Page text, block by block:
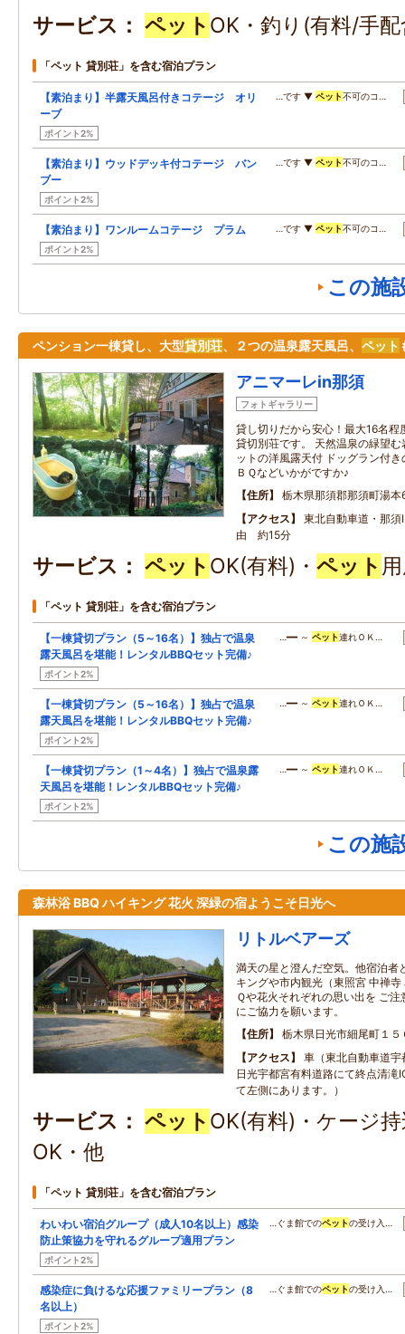
サービス ペット OK・釣り(有料/手
「ペット 貸別荘」を含む宿泊プラン
【素泊まり】半露天風呂付きコテージ オリ
ーブ
ポイント2%
…です ▼ ペット不可のコ…
【素泊まり】ウッドデッキ付コテージ バン
ブー
ポイント2%
…です ▼ ペット不可のコ…
【素泊まり】ワンルームコテージ プラム
ポイント2%
…です ▼ ペット不可のコ…
この施
ペンション一棟貸し、大型貸別荘、２つの温泉露天風呂、 ペット
アニマーレin那須
フォトギャラリー
貸し切りだから安心！最大16名程
貸切別荘です。 天然温泉の緑望
ットの洋風露天付 ドッグラン付
ＢＱなどいかがですか♪
住所
栃木県那須郡那須町湯
アクセス
東北自動車道・那
由 約15分
サービス ペット OK(有料)・ ペット
「ペット 貸別荘」を含む宿泊プラン
【一棟貸切プラン（5～16名）】独占で温泉
露天風呂を堪能！レンタルBBQセット完備♪
ポイント2%
…━━ ～ ペット連れＯＫ…
【一棟貸切プラン（5～16名）】独占で温泉
露天風呂を堪能！レンタルBBQセット完備♪
ポイント2%
…━━ ～ ペット連れＯＫ…
【一棟貸切プラン（1～4名）】独占で温泉露
天風呂を堪能！レンタルBBQセット完備♪
ポイント2%
…━━ ～ ペット連れＯＫ…
この施
森林浴 BBQ ハイキング 花火 深緑の宿ようこそ日光へ
リトルベアーズ
満天の星と澄んだ空気。他宿泊者
キングや市内観光（東照宮 中禅
Ｑや花火それぞれの思い出を ご
にご協力を願います。
住所
栃木県日光市細尾町１５
アクセス
車（東北自動車道
日光宇都宮有料道路にて終点清滝
て左側にあります。）
サービス ペット OK(有料)・ケージ
OK・他
「ペット 貸別荘」を含む宿泊プラン
わいわい宿泊グループ（成人10名以上）感染
防止策協力を守れるグループ適用プラン
ポイント2%
…ぐま館でのペットの受け入…
感染症に負けるな応援ファミリープラン（8
名以上）
ポイント2%
…ぐま館でのペットの受け入…